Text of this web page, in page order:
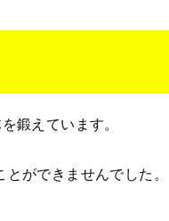
鍛えています。
ができませんでした。